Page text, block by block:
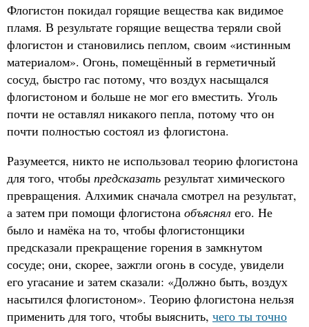
Флогистон покидал горящие вещества как видимое
пламя. В результате горящие вещества теряли свой
флогистон и становились пеплом, своим «истинным
материалом». Огонь, помещённый в герметичный
сосуд, быстро гас потому, что воздух насыщался
флогистоном и больше не мог его вместить. Уголь
почти не оставлял никакого пепла, потому что он
почти полностью состоял из флогистона.
Разумеется, никто не использовал теорию флогистона
для того, чтобы предсказать результат химического
превращения. Алхимик сначала смотрел на результат,
а затем при помощи флогистона объяснял его. Не
было и намёка на то, чтобы флогистонщики
предсказали прекращение горения в замкнутом
сосуде; они, скорее, зажгли огонь в сосуде, увидели
его угасание и затем сказали: «Должно быть, воздух
насытился флогистоном». Теорию флогистона нельзя
применить для того, чтобы выяснить, чего ты точно